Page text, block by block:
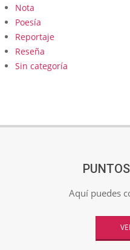
Nota
Poesía
Reportaje
Reseña
Sin categoría
Aquí puedes